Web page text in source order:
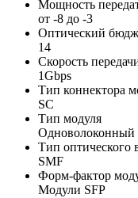
Мощность
от -8 до -3
Оптический
14
Скорость
1Gbps
Тип коннектора
SC
Тип модуля
Одноволоконный
Тип оптического
SMF
Форм-фактор
Модули SFP